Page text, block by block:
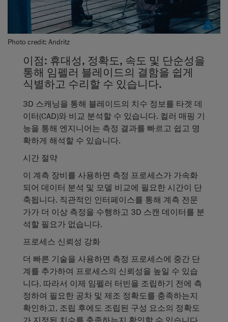
Photo credit: Andritz
이점: 휴대성, 정확도, 속도 및 단순성을
통해 임펠러 블레이드의 결함을 쉽게
식별하고 수리할 수 있습니다.
3D 스캐닝을 통해 블레이드의 치수 정보를 타겟 데
이터(CAD)와 비교 분석할 수 있습니다. 컬러 매핑 기
능을 통해 엔지니어는 측정 결과를 빠르고 쉽고 명
확하게 해석할 수 있습니다.
시간 절약
이 계측 장비를 사용하면 측정 프로세스가 가속화
되어 데이터 분석 및 모델 비교에 필요한 시간이 단
축됩니다. 직관적인 인터페이스를 통해 계측 전문
가가 더 이상 측정을 수행하고 3D 스캔 데이터를 분
석할 필요가 없습니다.
프로세스 신뢰성 강화
더 빠른 기술을 사용하면 측정 프로세스에 중간 단
계를 추가하여 프로세스의 신뢰성을 높일 수 있습
니다. 따라서 이제 임펠러 터빈을 조립하기 전에 측
정하여 필요한 공차 및 제조 정확도를 충족하는지
확인하고, 조립 후에도 조립된 구성 요소의 정확도